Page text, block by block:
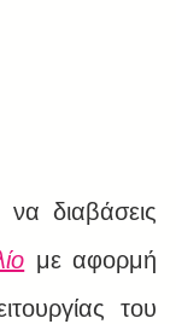
διαβάσεις
με αφορμή
του